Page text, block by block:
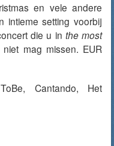
en vele andere
intieme setting voorbij
die u in the most
mag missen. EUR
Cantando, Het